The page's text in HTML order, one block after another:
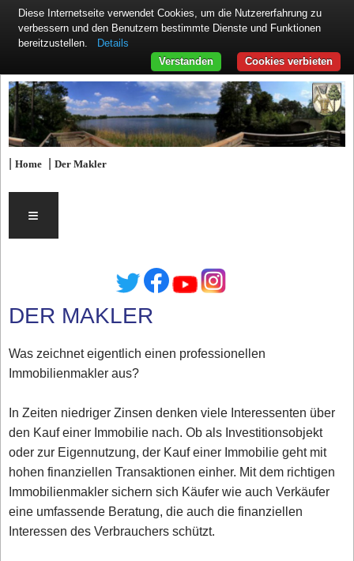
|Home |Der Makler
≡
DER MAKLER
Was zeichnet eigentlich einen professionellen
Immobilienmakler aus?
In Zeiten niedriger Zinsen denken viele Interessenten über
den Kauf einer Immobilie nach. Ob als Investitionsobjekt
oder zur Eigennutzung, der Kauf einer Immobilie geht mit
hohen finanziellen Transaktionen einher. Mit dem richtigen
Immobilienmakler sichern sich Käufer wie auch Verkäufer
eine umfassende Beratung, die auch die finanziellen
Interessen des Verbrauchers schützt.
Diese Internetseite verwendet Cookies, um die Nutzererfahrung zu
verbessern und den Benutzern bestimmte Dienste und Funktionen
bereitzustellen.
Details
Cookies verbieten
Verstanden